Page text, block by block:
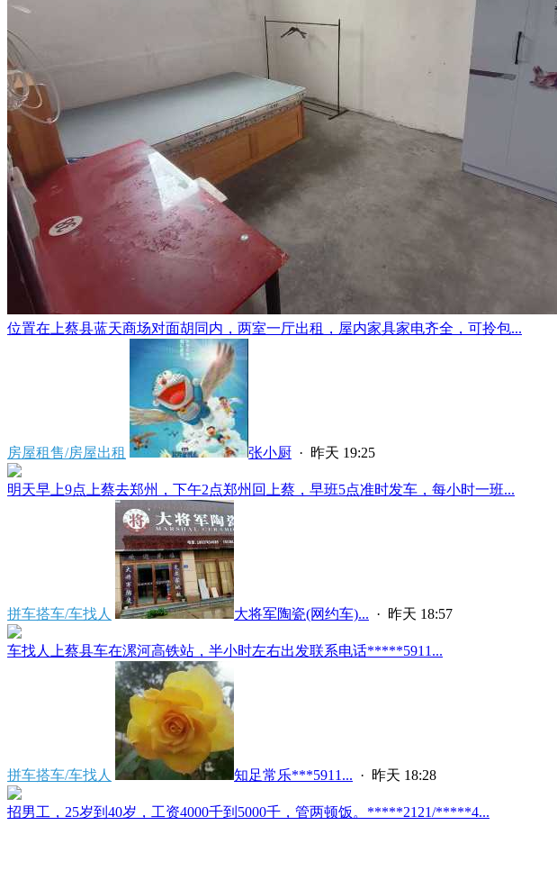
位置在上蔡县蓝天商场对面胡同内，两室一厅出租，屋内家具家电齐全，可拎包...
房屋租售/房屋出租 张小厨 · 昨天 19:25
明天早上9点上蔡去郑州，下午2点郑州回上蔡，早班5点准时发车，每小时一班...
拼车搭车/车找人 大将军陶瓷(网约车)... · 昨天 18:57
车找人上蔡县车在漯河高铁站，半小时左右出发联系电话*****5911...
拼车搭车/车找人 知足常乐***5911... · 昨天 18:28
招男工，25岁到40岁，工资4000千到5000千，管两顿饭。*****2121/*****4...